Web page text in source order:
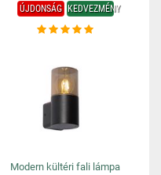
ÚJDONSÁG KEDVEZMÉNY
Modern kültéri fali lámpa